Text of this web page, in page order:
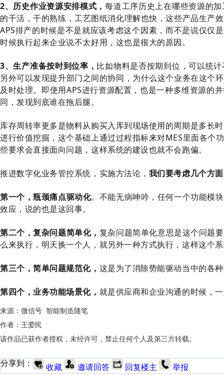
2、历史作业资源安排模式，每道工序历史上在哪些资源的
的干活，干的熟练，工艺图纸消化理解也快，这些产品生产
APS排产的时候是不是就应该考虑这个因素，而不是说仅仅
时候执行起来企业说不太好用，这也是很大的原因。
3、生产准备按时到位率， 比如物料是否按期到位，可以统
另外可以发现提升部门之间的协同，为什么这个业务在这个
及时处理。即使用APS进行资源配置，也是一种多维资源的
同，发现到底谁在拖后腿。
库存周转率更多是物料从购买入库到现场使用的周期是多长
进行价值挖掘，这个基础上通过过程指标来对MES里面各个
些要求会直接面向问题，这样系统的建设也就不会跑偏。
推进数字化业务管控系统，实施方法论， 我们要考虑几个方
第一个，瓶颈痛点驱动化。不能无病呻吟，任何一个功能模
效应，说的也是这回事。
第二个，复杂问题简单化， 复杂问题简单化意思是这个问题
么来执行，明天换一个人，就另外一种方式执行，这样这个
第三个，简单问题规范化， 这是为了消除势能驱动当中的各
第四个，业务功能场景化， 就是供应商和企业沟通的时候，
来源：微信号 智能制造随笔
作者：王爱民
该作品已获作者授权，未经许可，禁止任何个人及第三方转载。
分享到： 收藏 邀请回答 回复楼主 举报